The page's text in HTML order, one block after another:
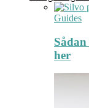
Guides
her